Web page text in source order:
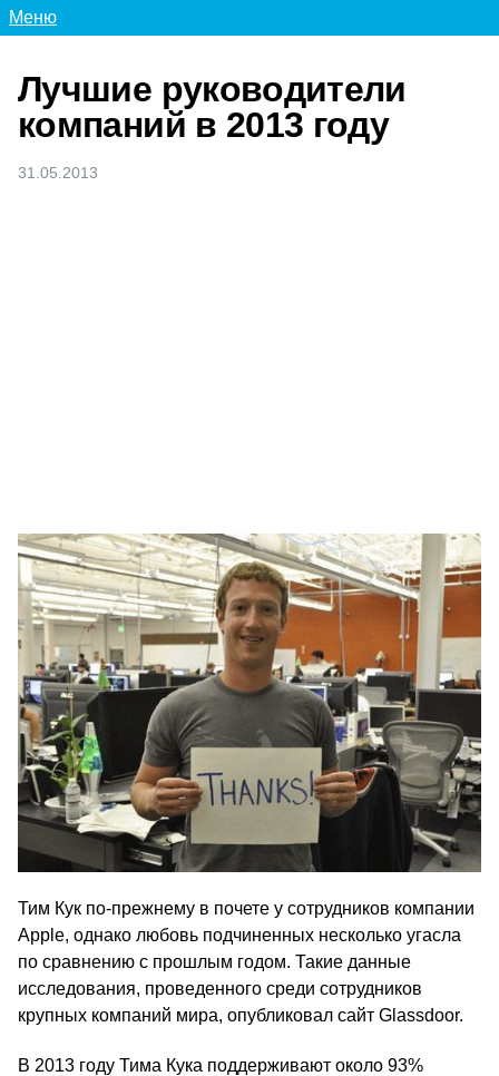
Меню
Лучшие руководители
компаний в 2013 году
31.05.2013
Тим Кук по-прежнему в почете у сотрудников компании
Apple, однако любовь подчиненных несколько угасла
по сравнению с прошлым годом. Такие данные
исследования, проведенного среди сотрудников
крупных компаний мира, опубликовал сайт Glassdoor.
В 2013 году Тима Кука поддерживают около 93%